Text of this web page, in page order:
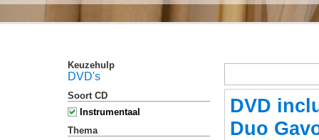
Keuzehulp
DVD's
Soort CD
Instrumentaal
Thema
DVD
Duo